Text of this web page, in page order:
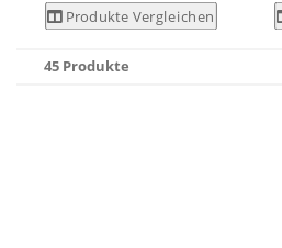
Produkte Vergleichen
45 Produkte